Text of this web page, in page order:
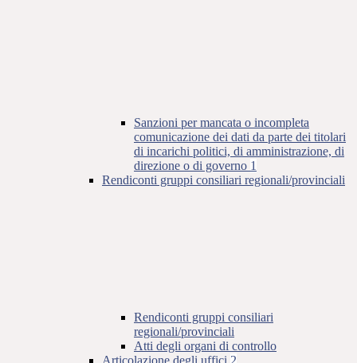
Sanzioni per mancata o incompleta
comunicazione dei dati da parte dei titolari
di incarichi politici, di amministrazione, di
direzione o di governo 1
Rendiconti gruppi consiliari regionali/provinciali
Rendiconti gruppi consiliari
regionali/provinciali
Atti degli organi di controllo